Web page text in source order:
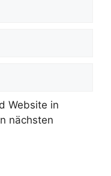
Website in
nächsten